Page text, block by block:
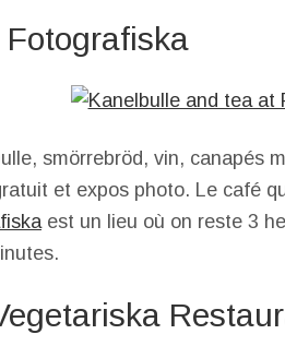
Fotografiska
smörrebröd, vin, canapés
et expos photo. Le café
est un lieu où on reste 3